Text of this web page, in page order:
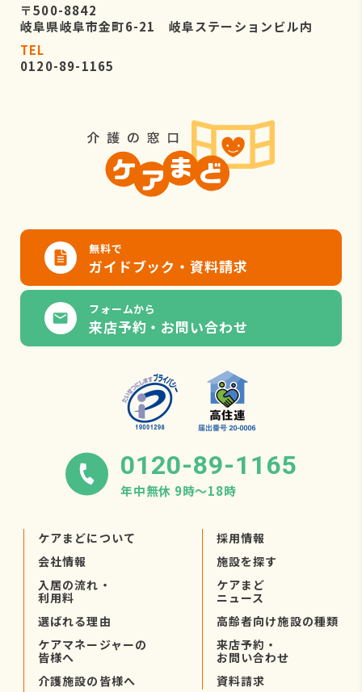
〒500-8842
岐阜県岐阜市金町6-21 岐阜ステーションビル内
TEL
0120-89-1165
無料で
ガイドブック・資料請求
フォームから
来店予約・お問い合わせ
0120-89-1165
年中無休 9時〜18時
ケアまどについて
会社情報
入居の流れ・
利用料
選ばれる理由
ケアマネージャーの
皆様へ
介護施設の皆様へ
採用情報
施設を探す
ケアまど
ニュース
高齢者向け施設の種類
来店予約・
お問い合わせ
資料請求